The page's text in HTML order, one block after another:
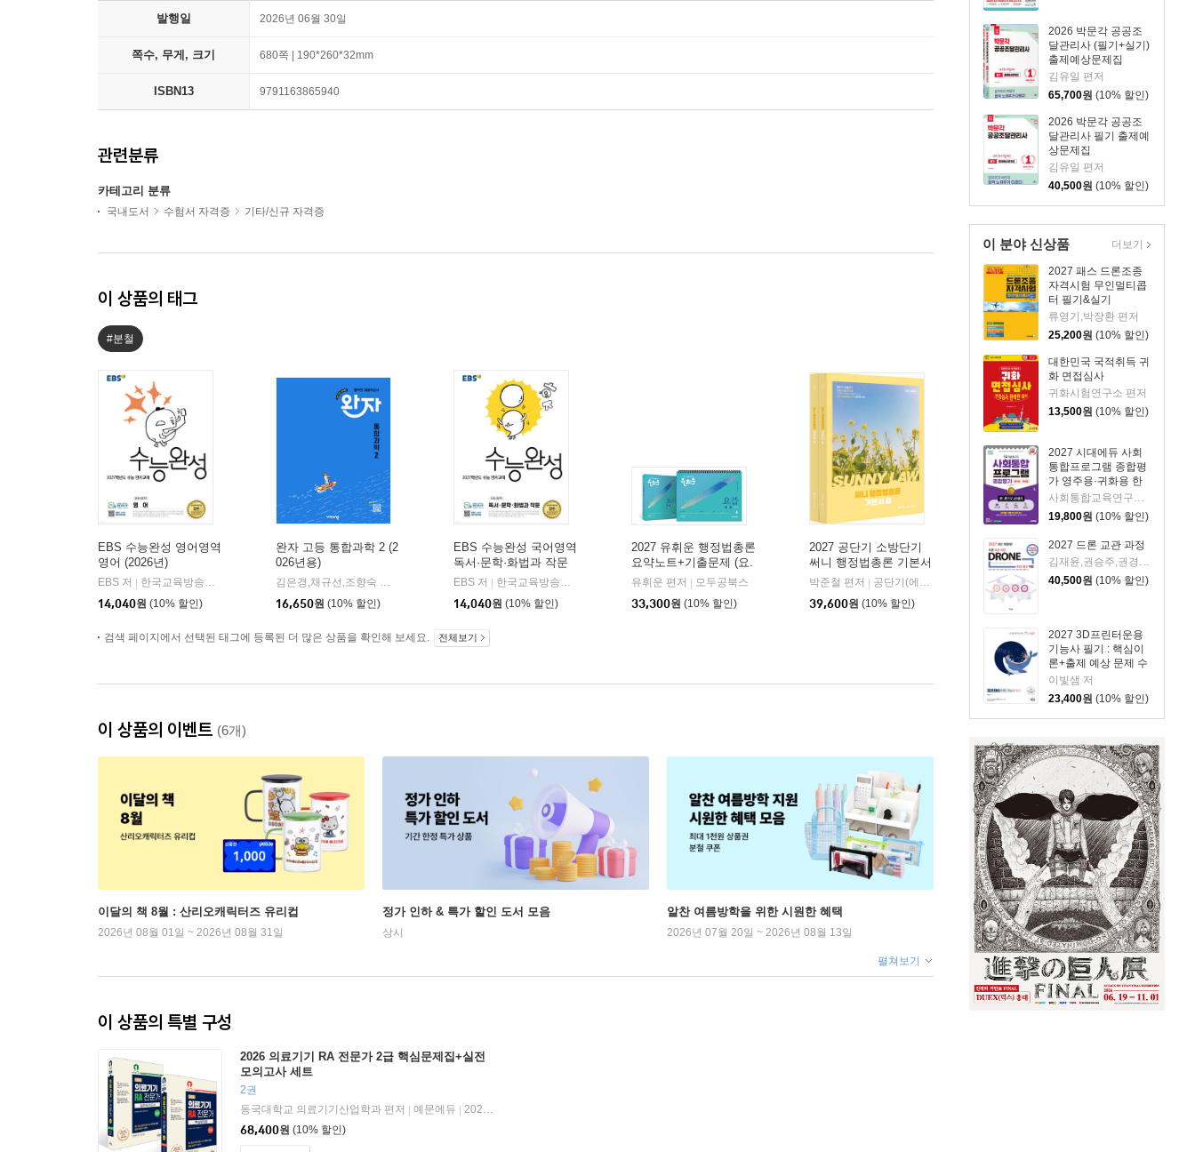
2026 박문각 공공조
달관리사 (필기+실기)
출제예상문제집
김유일 편저
65,700원 (10% 할인)
2026 박문각 공공조
달관리사 필기 출제예
상문제집
김유일 편저
40,500원 (10% 할인)
이 분야 신상품
2027 패스 드론조종
자격시험 무인멀티콥
터 필기&실기
류영기,박장환 편저
25,200원 (10% 할인)
대한민국 국적취득 귀
화 면접심사
귀화시험연구소 편저
13,500원 (10% 할인)
2027 시대에듀 사회
통합프로그램 종합평
가 영주용·귀화용 한
권으로 끝내기
사회통합교육연구회 편저
19,800원 (10% 할인)
2027 드론 교관 과정
김재윤,권승주,권경미,이응현,신정일,정기포,이상협,채현기,함영관 공편
40,500원 (10% 할인)
2027 3D프린터운용
기능사 필기 : 핵심이
론+출제 예상 문제 수
록
이빛샘 저
23,400원 (10% 할인)
더보기
발행일 2026년 06월 30일
쪽수, 무게, 크기 680쪽 | 190*260*32mm
ISBN13 9791163865940
관련분류
카테고리 분류
국내도서 수험서 자격증 기타/신규 자격증
이 상품의 태그
#분철
EBS 수능완성 영어영역
영어 (2026년)
EBS 저
한국교육방송공사
14,040원 (10% 할인)
완자 고등 통합과학 2 (2
026년용)
김은경,채규선,조향숙 등저
16,650원 (10% 할인)
EBS 수능완성 국어영역
독서·문학·화법과 작문
(2026년)
EBS 저
한국교육방송공사
14,040원 (10% 할인)
2027 유휘운 행정법총론
요약노트+기출문제 (요.
플.)
유휘운 편저
모두공북스
33,300원 (10% 할인)
2027 공단기 소방단기
써니 행정법총론 기본서
박준철 편저
공단기(에스티유니타스)
39,600원 (10% 할인)
검색 페이지에서 선택된 태그에 등록된 더 많은 상품을 확인해 보세요. 전체보기
이 상품의 이벤트 (6개)
이달의 책 8월 : 산리오캐릭터즈 유리컵
2026년 08월 01일 ~ 2026년 08월 31일
정가 인하 & 특가 할인 도서 모음
상시
알찬 여름방학을 위한 시원한 혜택
2026년 07월 20일 ~ 2026년 08월 13일
펼쳐보기
이 상품의 특별 구성
2026 의료기기 RA 전문가 2급 핵심문제집+실전
모의고사 세트
2권
동국대학교 의료기기산업학과 편저
예문에듀
2026년 06월 30일
68,400원 (10% 할인)